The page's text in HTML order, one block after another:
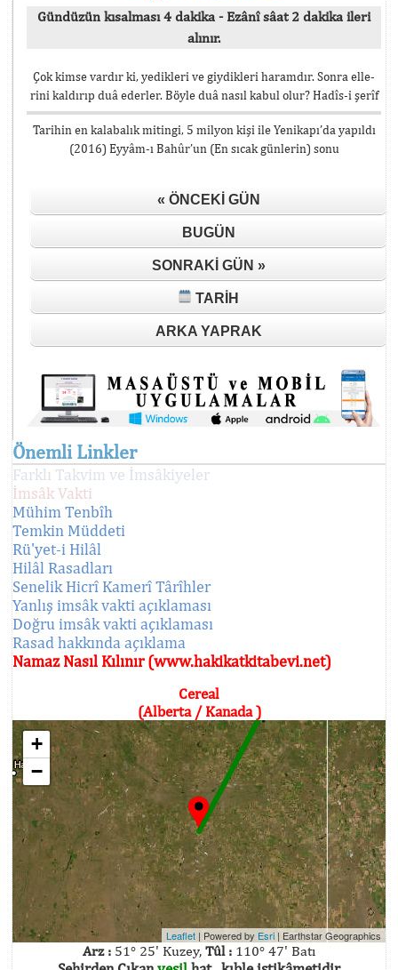
Gündüzün kısalması 4 dakika - Ezânî sâat 2 dakika ileri
alınır.
Çok kimse vardır ki, yedikleri ve giydikleri haramdır. Sonra elle-
rini kaldırıp duâ ederler. Böyle duâ nasıl kabul olur? Hadîs-i şerîf
Tarihin en kalabalık mitingi, 5 milyon kişi ile Yenikapı’da yapıldı
(2016) Eyyâm-ı Bahûr’un (En sıcak günlerin) sonu
« ÖNCEKI GÜN
BUGÜN
SONRAKI GÜN »
TARIH
ARKA YAPRAK
Önemli Linkler
Farklı Takvim ve İmsâkiyeler
İmsâk Vakti
Mühim Tenbîh
Temkin Müddeti
Rü'yet-i Hilâl
Hilâl Rasadları
Senelik Hicrî Kamerî Târîhler
Yanlış imsâk vakti açıklaması
Doğru imsâk vakti açıklaması
Rasad hakkında açıklama
Namaz Nasıl Kılınır (www.hakikatkitabevi.net)
Cereal
(Alberta / Kanada )
+
−
Leaflet | Powered by Esri | Earthstar Geographics
Arz : 51° 25' Kuzey, Tûl : 110° 47' Batı